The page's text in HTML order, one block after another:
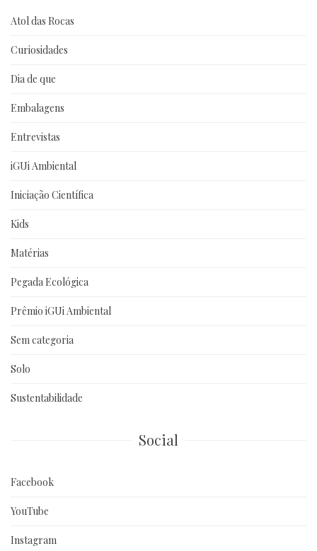
Atol das Rocas
Curiosidades
Dia de que
Embalagens
Entrevistas
iGUi Ambiental
Iniciação Científica
Kids
Matérias
Pegada Ecológica
Prêmio iGUi Ambiental
Sem categoria
Solo
Sustentabilidade
Social
Facebook
YouTube
Instagram